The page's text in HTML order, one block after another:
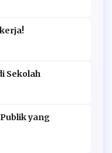
Sekolah
yang